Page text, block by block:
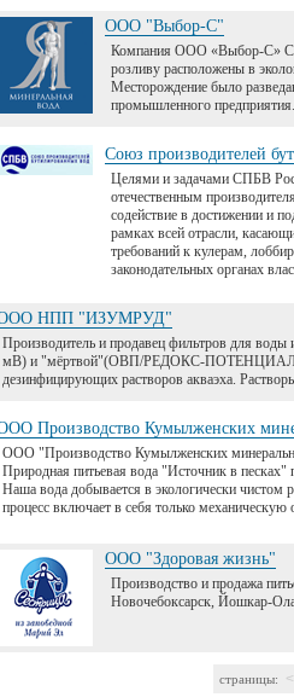
ООО "Выбор-С"
Компания ООО «Выбор-С»
розливу расположены в
Месторождение было
промышленного предприятия.
Союз производителей
Целями и задачами СПБВ
отечественным
содействие в достижении и
рамках всей отрасли,
требований к кулерам,
законодательных органах
НПП "ИЗУМРУД"
Производитель и продавец фильтров для
мВ) и "мёртвой"(ОВП/РЕДОКС-ПОТЕНЦИАЛ -
дезинфицирующих растворов акваэха.
Производство Кумылженских
ООО "Производство Кумылженских
Природная питьевая вода "Источник в песках"
Наша вода добывается в экологически чистом
процесс включает в себя только
ООО "Здоровая жизнь"
Производство и продажа
Новочебоксарск, Йошкар-
страницы: